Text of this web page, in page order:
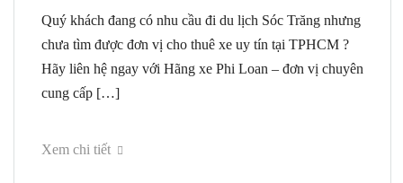
Quý khách đang có nhu cầu đi du lịch Sóc Trăng nhưng
chưa tìm được đơn vị cho thuê xe uy tín tại TPHCM ?
Hãy liên hệ ngay với Hãng xe Phi Loan – đơn vị chuyên
cung cấp […]
Xem chi tiết